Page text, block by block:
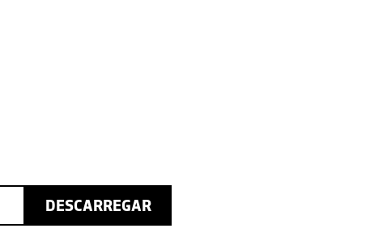
DESCARREGAR